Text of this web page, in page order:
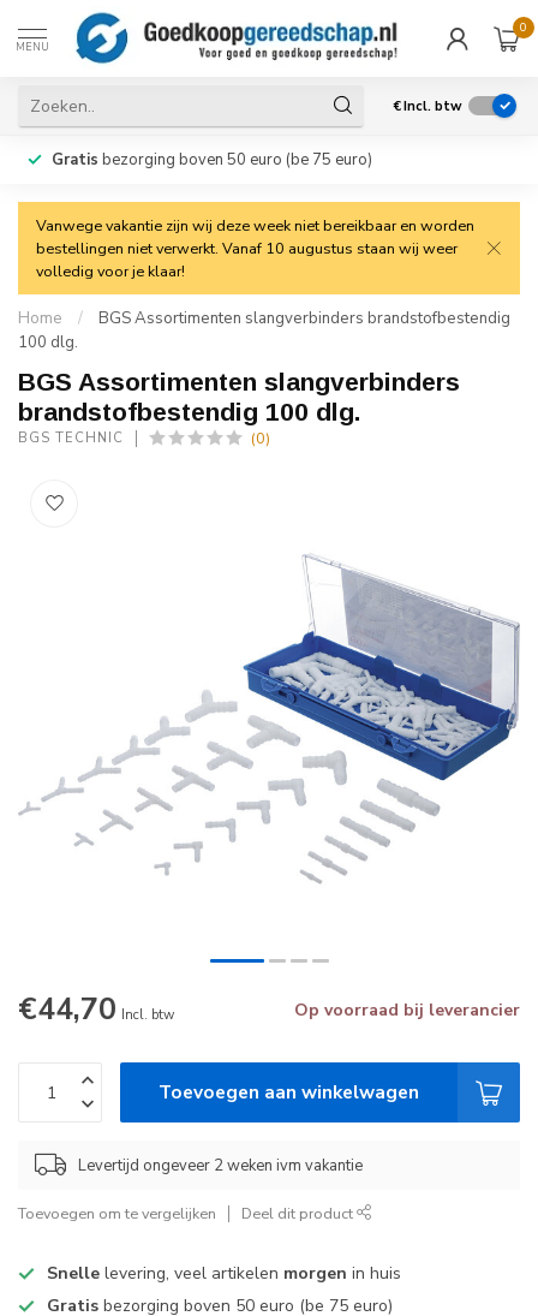
MENU
0
€Incl. btw
Gratis bezorging boven 50 euro (be 75 euro)
Vanwege vakantie zijn wij deze week niet bereikbaar en worden
bestellingen niet verwerkt. Vanaf 10 augustus staan wij weer
volledig voor je klaar!
Home /
BGS Assortimenten slangverbinders brandstofbestendig
100 dlg.
BGS Assortimenten slangverbinders
brandstofbestendig 100 dlg.
BGS TECHNIC (0)
€44,70 Incl. btw Op voorraad bij leverancier
Toevoegen aan winkelwagen
Levertijd ongeveer 2 weken ivm vakantie
Toevoegen om te vergelijken Deel dit product
Snelle levering, veel artikelen morgen in huis
Gratis bezorging boven 50 euro (be 75 euro)